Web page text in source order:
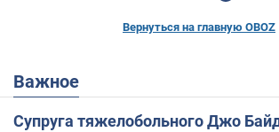
Вернуться на главную OBOZ
Важное
Супруга тяжелобольного Джо